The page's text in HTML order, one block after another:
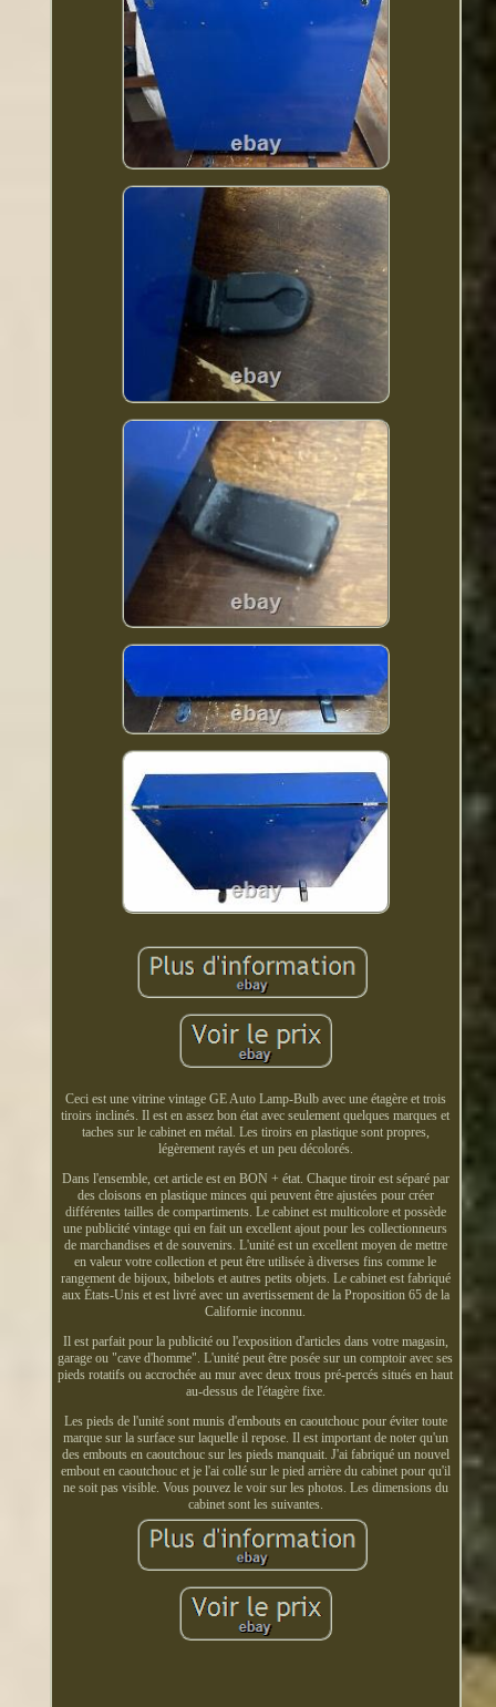
Ceci est une vitrine vintage GE Auto Lamp-Bulb avec une étagère et trois
tiroirs inclinés. Il est en assez bon état avec seulement quelques marques et
taches sur le cabinet en métal. Les tiroirs en plastique sont propres,
légèrement rayés et un peu décolorés.
Dans l'ensemble, cet article est en BON + état. Chaque tiroir est séparé par
des cloisons en plastique minces qui peuvent être ajustées pour créer
différentes tailles de compartiments. Le cabinet est multicolore et possède
une publicité vintage qui en fait un excellent ajout pour les collectionneurs
de marchandises et de souvenirs. L'unité est un excellent moyen de mettre
en valeur votre collection et peut être utilisée à diverses fins comme le
rangement de bijoux, bibelots et autres petits objets. Le cabinet est fabriqué
aux États-Unis et est livré avec un avertissement de la Proposition 65 de la
Californie inconnu.
Il est parfait pour la publicité ou l'exposition d'articles dans votre magasin,
garage ou "cave d'homme". L'unité peut être posée sur un comptoir avec ses
pieds rotatifs ou accrochée au mur avec deux trous pré-percés situés en haut
au-dessus de l'étagère fixe.
Les pieds de l'unité sont munis d'embouts en caoutchouc pour éviter toute
marque sur la surface sur laquelle il repose. Il est important de noter qu'un
des embouts en caoutchouc sur les pieds manquait. J'ai fabriqué un nouvel
embout en caoutchouc et je l'ai collé sur le pied arrière du cabinet pour qu'il
ne soit pas visible. Vous pouvez le voir sur les photos. Les dimensions du
cabinet sont les suivantes.